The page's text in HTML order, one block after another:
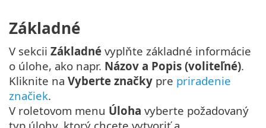
Základné
V sekcii Základné vyplňte základné informácie
o úlohe, ako napr. Názov a Popis (voliteľné).
Kliknite na Vyberte značky pre priradenie
značiek.
V roletovom menu Úloha vyberte požadovaný